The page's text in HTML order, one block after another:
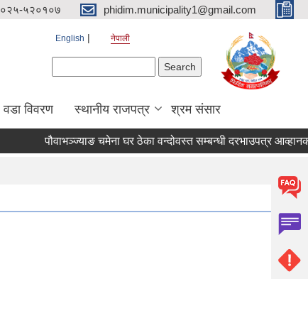
०२५-५२०१०७ phidim.municipality1@gmail.com
English नेपाली
वडा विवरण स्थानीय राजपत्र श्रम संसार
पौवाभञ्ज्याङ चमेना घर ठेका वन्दोवस्त सम्बन्धी दरभाउपत्र